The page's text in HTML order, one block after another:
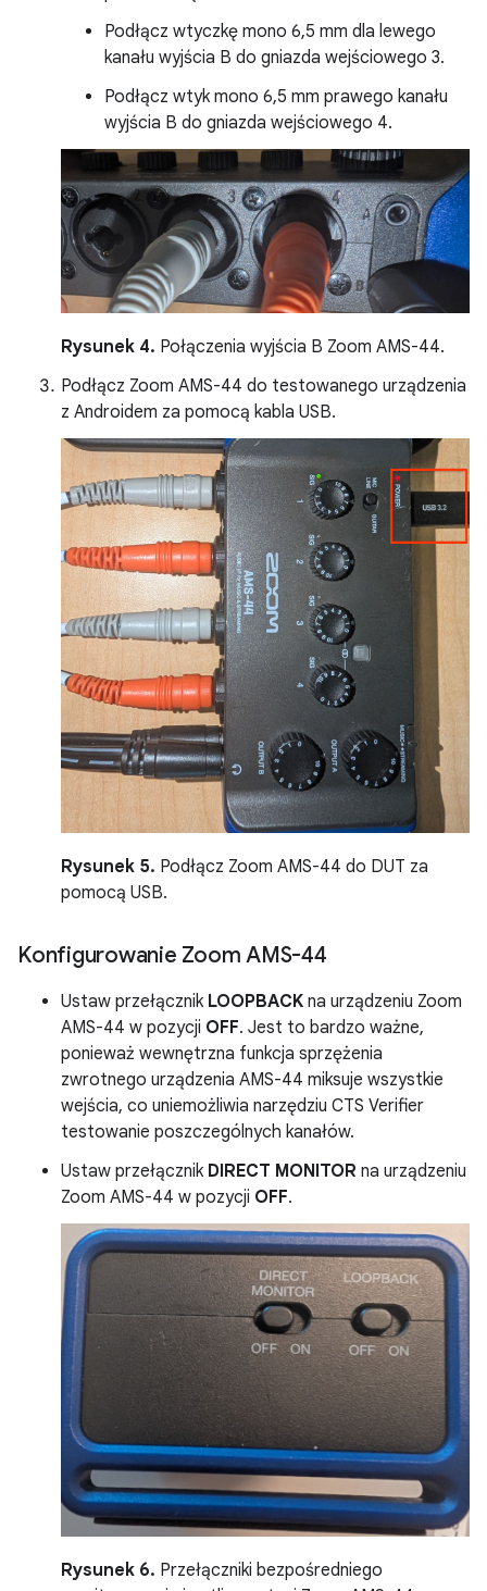
Podłącz wtyczkę mono 6,5 mm dla lewego
kanału wyjścia B do gniazda wejściowego 3.
Podłącz wtyk mono 6,5 mm prawego kanału
wyjścia B do gniazda wejściowego 4.
Rysunek 4. Połączenia wyjścia B Zoom AMS-44.
Podłącz Zoom AMS-44 do testowanego urządzenia
z Androidem za pomocą kabla USB.
Rysunek 5. Podłącz Zoom AMS-44 do DUT za
pomocą USB.
Konfigurowanie Zoom AMS-44
Ustaw przełącznik LOOPBACK na urządzeniu Zoom
AMS-44 w pozycji OFF. Jest to bardzo ważne,
ponieważ wewnętrzna funkcja sprzężenia
zwrotnego urządzenia AMS-44 miksuje wszystkie
wejścia, co uniemożliwia narzędziu CTS Verifier
testowanie poszczególnych kanałów.
Ustaw przełącznik DIRECT MONITOR na urządzeniu
Zoom AMS-44 w pozycji OFF.
Rysunek 6. Przełączniki bezpośredniego